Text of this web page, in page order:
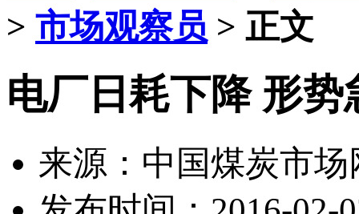
> 市场观察员 > 正文
电厂日耗下降 形势
来源：中国煤炭市场